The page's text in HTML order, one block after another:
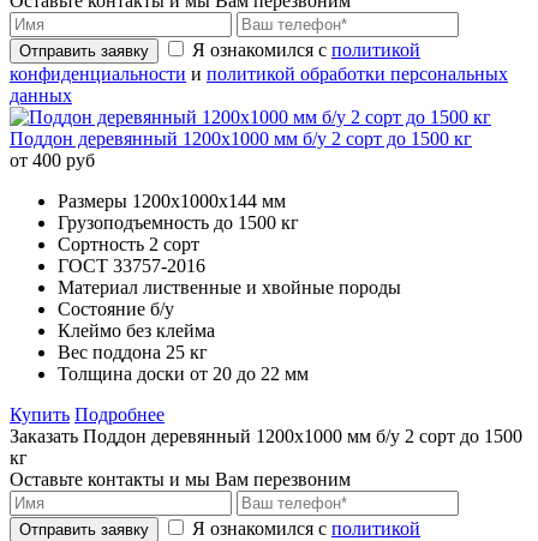
Отправить заявку Я ознакомился с политикой
конфиденциальности и политикой обработки персональных
данных
Поддон деревянный 1200х1000 мм б/у 2 сорт до 1500 кг
от 400 руб
Размеры 1200х1000x144 мм
Грузоподъемность до 1500 кг
Сортность 2 сорт
ГОСТ 33757-2016
Материал лиственные и хвойные породы
Состояние б/у
Клеймо без клейма
Вес поддона 25 кг
Толщина доски от 20 до 22 мм
Купить Подробнее
Заказать Поддон деревянный 1200х1000 мм б/у 2 сорт до 1500
кг
Оставьте контакты и мы Вам перезвоним
Отправить заявку Я ознакомился с политикой